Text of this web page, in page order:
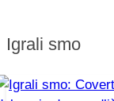
Igrali smo